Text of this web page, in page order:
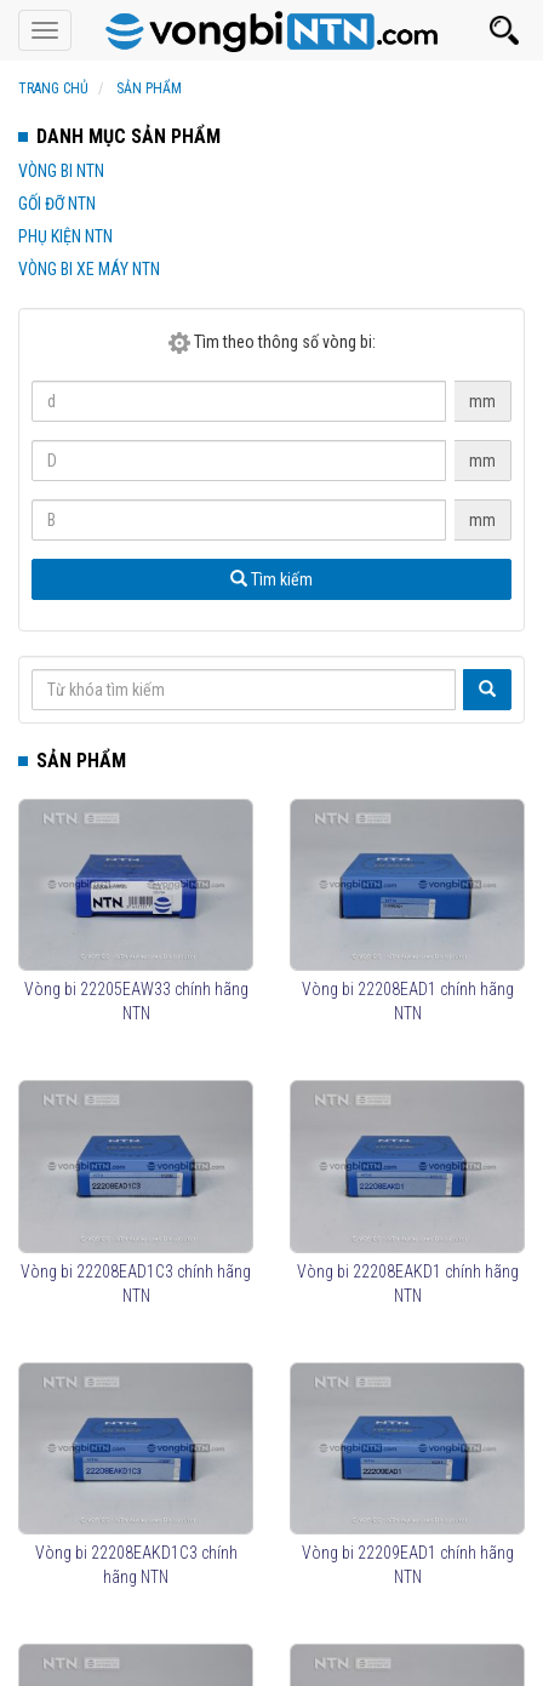
Toggle
navigation
TRANG CHỦ SẢN PHẨM
DANH MỤC SẢN PHẨM
VÒNG BI NTN
GỐI ĐỠ NTN
PHỤ KIỆN NTN
VÒNG BI XE MÁY NTN
Tìm theo thông số vòng bi:
mm
mm
mm
Tìm kiếm
SẢN PHẨM
Vòng bi 22205EAW33 chính hãng
NTN
Vòng bi 22208EAD1 chính hãng
NTN
Vòng bi 22208EAD1C3 chính hãng
NTN
Vòng bi 22208EAKD1 chính hãng
NTN
Vòng bi 22208EAKD1C3 chính
hãng NTN
Vòng bi 22209EAD1 chính hãng
NTN